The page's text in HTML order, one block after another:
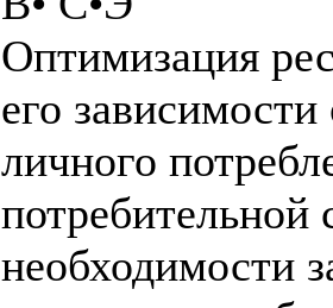
Оптимизация
его
личного
потребительной
необходимости